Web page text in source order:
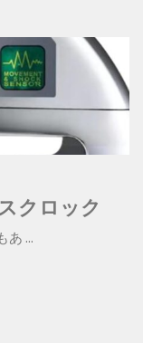
クロック
あ ...